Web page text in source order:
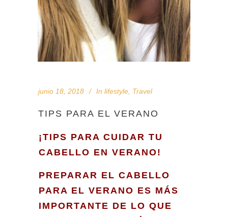
junio 18, 2018 In lifestyle, Travel
TIPS PARA EL VERANO
¡TIPS PARA CUIDAR TU
CABELLO EN VERANO!
PREPARAR EL CABELLO
PARA EL VERANO ES MÁS
IMPORTANTE DE LO QUE